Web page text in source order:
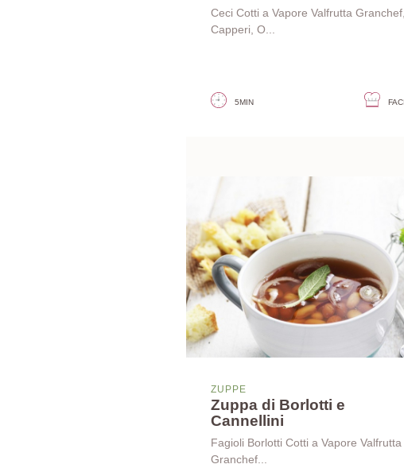
Ceci Cotti a Vapore Valfrutta Granchef,
Capperi, O...
5MIN
ZUPPE
Zuppa di Borlotti e
Cannellini
Fagioli Borlotti Cotti a Vapore Valfrutta
Granchef...